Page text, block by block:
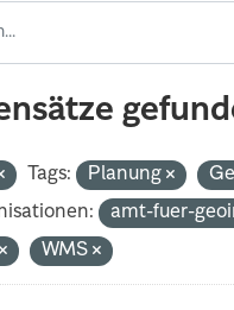
Tags: Planung
amt-fuer-
WMS